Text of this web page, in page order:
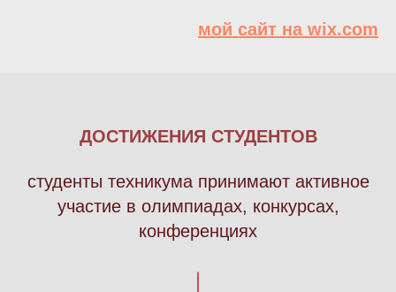
мой сайт на wix.com
ДОСТИЖЕНИЯ СТУДЕНТОВ
студенты техникума принимают активное
участие в олимпиадах, конкурсах,
конференциях